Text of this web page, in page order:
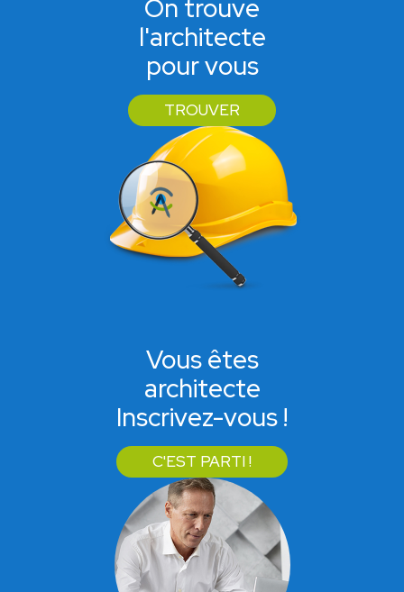
On trouve
l'architecte
pour vous
TROUVER
Vous êtes
architecte
Inscrivez-vous !
C'EST PARTI !